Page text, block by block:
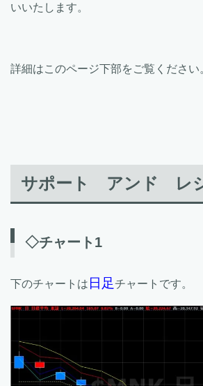
いいたします。
詳細はこのページ下部をご覧ください
サポート アンド レ
◇チャート1
下のチャートは 日足 チャートです。